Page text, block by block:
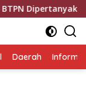
Intimidasi
Daerah